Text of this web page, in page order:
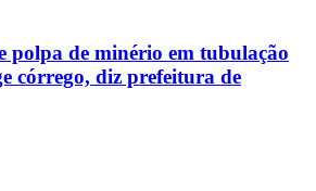
polpa de minério em tubulação
córrego, diz prefeitura de